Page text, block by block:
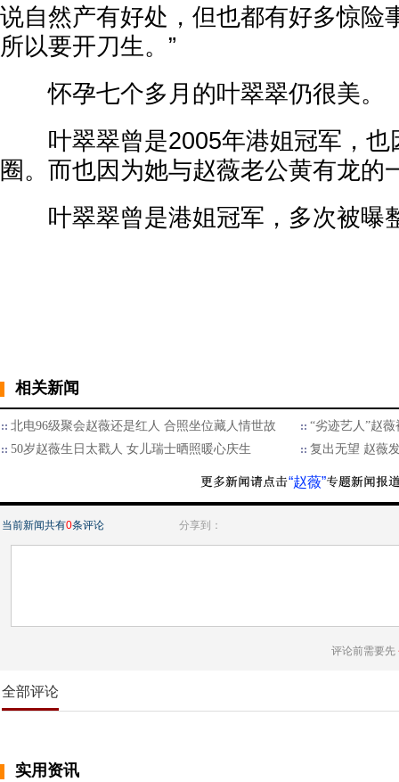
说自然产有好处，但也都有好多惊险
所以要开刀生。”
怀孕七个多月的叶翠翠仍很美。
叶翠翠曾是2005年港姐冠军，也
圈。而也因为她与赵薇老公黄有龙的
叶翠翠曾是港姐冠军，多次被曝
相关新闻
北电96级聚会赵薇还是红人 合照坐位藏人情世故
“劣迹艺人”赵
50岁赵薇生日太戳人 女儿瑞士晒照暖心庆生
复出无望 赵薇
“赵薇”
当前新闻共有0条评论 分享到：
评论前需要先
全部评论
实用资讯